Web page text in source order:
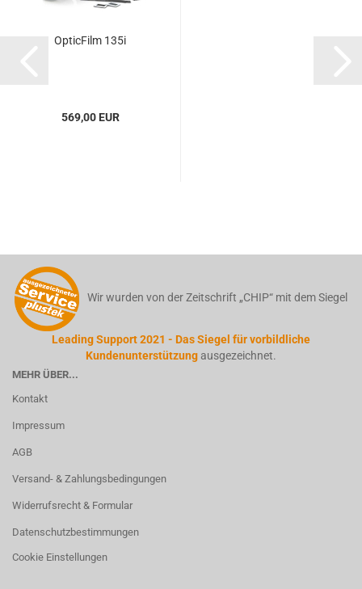
OpticFilm 135i
569,00 EUR
Wir wurden von der Zeitschrift „CHIP“ mit dem Siegel
Leading Support 2021 - Das Siegel für vorbildliche
Kundenunterstützung ausgezeichnet.
MEHR ÜBER...
Kontakt
Impressum
AGB
Versand- & Zahlungsbedingungen
Widerrufsrecht & Formular
Datenschutzbestimmungen
Cookie Einstellungen